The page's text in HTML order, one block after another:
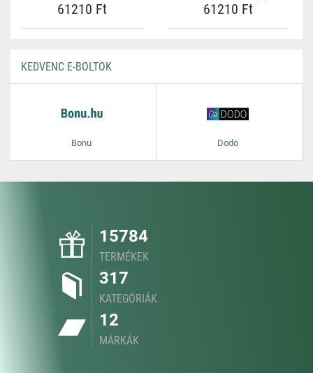
61210 Ft 61210 Ft
KEDVENC E-BOLTOK
Bonu Dodo
15784
TERMÉKEK
317
KATEGÓRIÁK
12
MÁRKÁK